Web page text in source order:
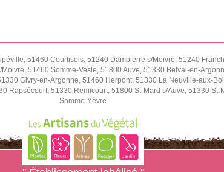
51460 Courtisols, 51240 Dampierre s/Moivre, 51240
51460 Somme-Vesle, 51800 Auve, 51330 Belval-en-
Givry-en-Argonne, 51460 Herpont, 51330 La Neuville-aux-
Rapsécourt, 51330 Remicourt, 51800 St-Mard s/Auve, 51330
Somme-Yèvre